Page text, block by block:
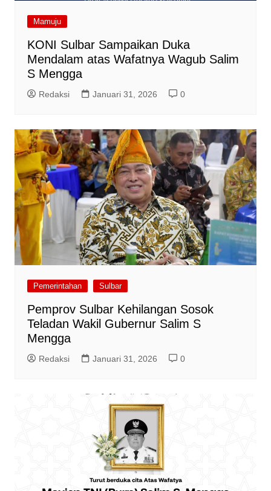
Mamuju
KONI Sulbar Sampaikan Duka
Mendalam atas Wafatnya Wagub Salim
S Mengga
Redaksi Januari 31, 2026 0
Pemerintahan Sulbar
Pemprov Sulbar Kehilangan Sosok
Teladan Wakil Gubernur Salim S
Mengga
Redaksi Januari 31, 2026 0